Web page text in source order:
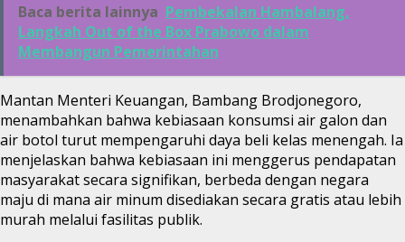
Baca berita lainnya Pembekalan Hambalang,
Langkah Out of the Box Prabowo dalam
Membangun Pemerintahan
Mantan Menteri Keuangan, Bambang Brodjonegoro,
menambahkan bahwa kebiasaan konsumsi air galon dan
air botol turut mempengaruhi daya beli kelas menengah. Ia
menjelaskan bahwa kebiasaan ini menggerus pendapatan
masyarakat secara signifikan, berbeda dengan negara
maju di mana air minum disediakan secara gratis atau lebih
murah melalui fasilitas publik.